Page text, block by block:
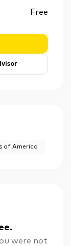
were not
Free
of America